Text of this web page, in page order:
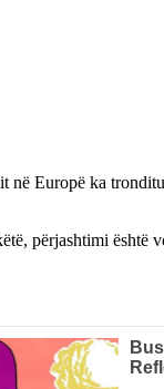
Europë ka
përjashtimi